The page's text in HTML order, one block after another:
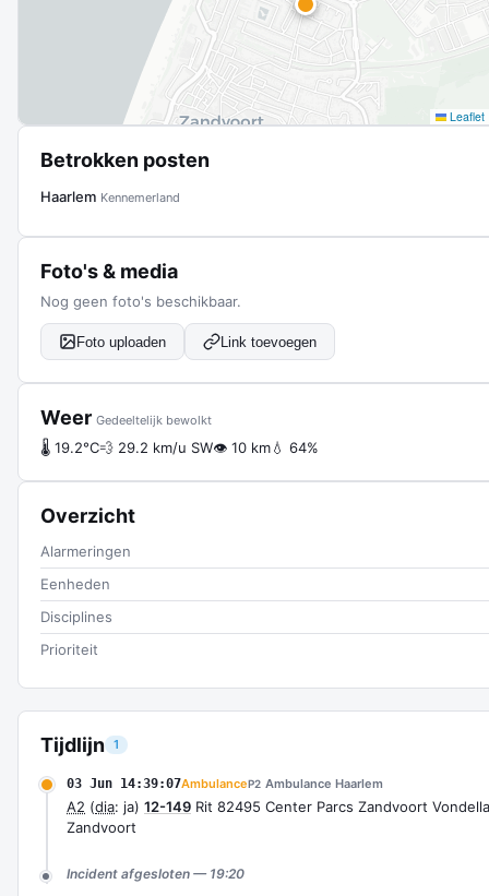
Tijdlijn 1
03 Jun 14:39:07AmbulanceP2 Ambulance Haarlem
A2 (dia: ja) 12-149 Rit 82495 Center Parcs Zandvoort
Zandvoort
Incident afgesloten — 19:20
Leaflet
Betrokken posten
Haarlem Kennemerland
Foto's & media
Nog geen foto's beschikbaar.
Foto uploaden Link toevoegen
Weer Gedeeltelijk bewolkt
🌡 19.2°C💨 29.2 km/u SW👁 10 km💧 64%
Overzicht
Alarmeringen
Eenheden
Disciplines
Prioriteit